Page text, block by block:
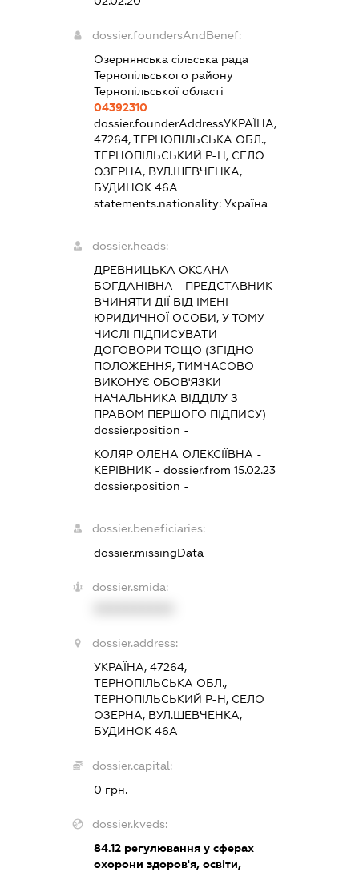
dossier.foundersAndBenef:
Озернянська сільська рада
Тернопільського району
Тернопільської області
04392310
dossier.founderAddressУКРАЇНА,
47264, ТЕРНОПІЛЬСЬКА ОБЛ.,
ТЕРНОПІЛЬСЬКИЙ Р-Н, СЕЛО
ОЗЕРНА, ВУЛ.ШЕВЧЕНКА,
БУДИНОК 46А
statements.nationality:Україна
dossier.heads:
ДРЕВНИЦЬКА ОКСАНА
БОГДАНІВНА - ПРЕДСТАВНИК
ВЧИНЯТИ ДІЇ ВІД ІМЕНІ
ЮРИДИЧНОЇ ОСОБИ, У ТОМУ
ЧИСЛІ ПІДПИСУВАТИ
ДОГОВОРИ ТОЩО (ЗГІДНО
ПОЛОЖЕННЯ, ТИМЧАСОВО
ВИКОНУЄ ОБОВ'ЯЗКИ
НАЧАЛЬНИКА ВІДДІЛУ З
ПРАВОМ ПЕРШОГО ПІДПИСУ)
dossier.position -
КОЛЯР ОЛЕНА ОЛЕКСІЇВНА -
КЕРІВНИК - dossier.from 15.02.23
dossier.position -
dossier.beneficiaries:
dossier.missingData
dossier.smida:
dossier.address:
УКРАЇНА, 47264,
ТЕРНОПІЛЬСЬКА ОБЛ.,
ТЕРНОПІЛЬСЬКИЙ Р-Н, СЕЛО
ОЗЕРНА, ВУЛ.ШЕВЧЕНКА,
БУДИНОК 46А
dossier.capital:
0 грн.
dossier.kveds:
84.12 регулювання у сферах
охорони здоров'я, освіти,